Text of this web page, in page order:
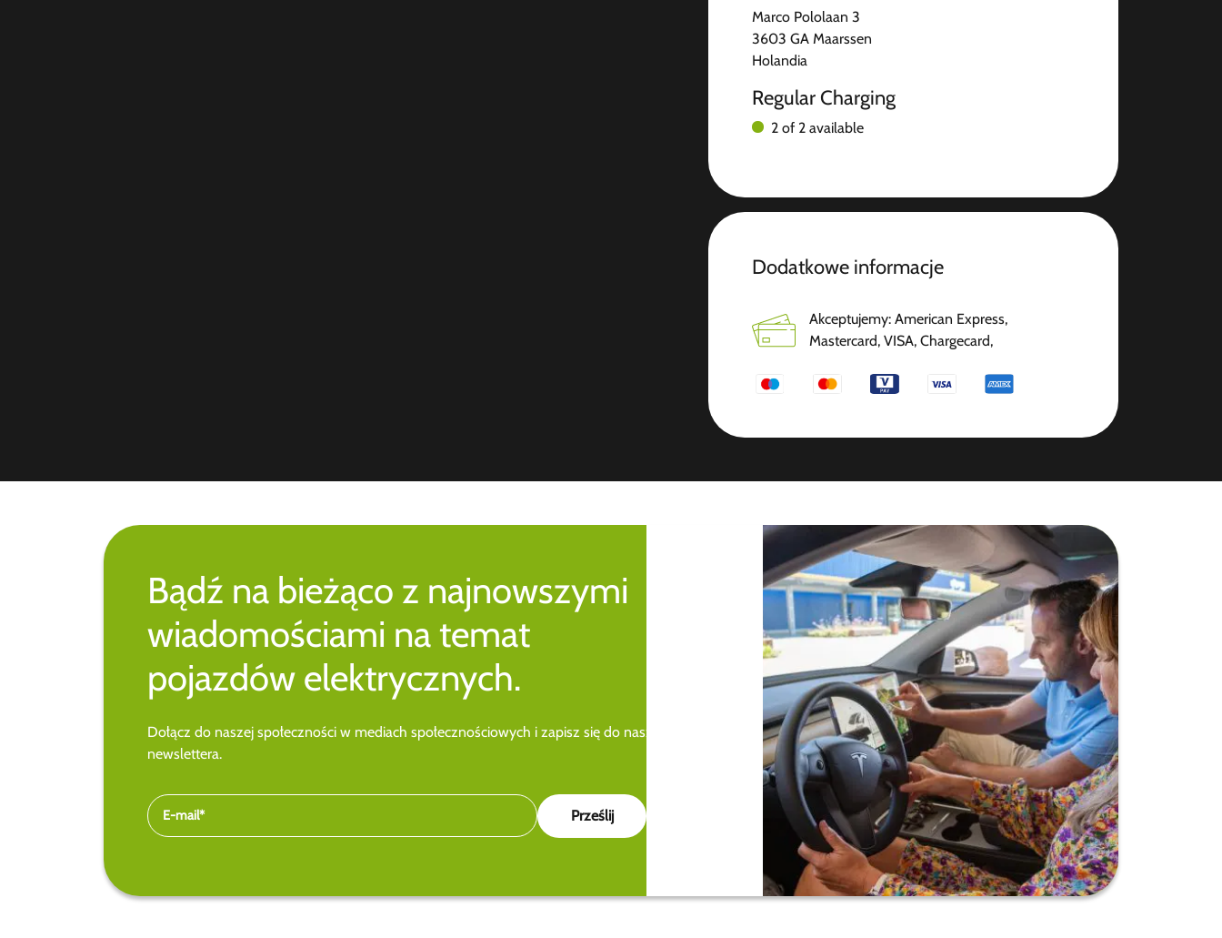
Marco Pololaan 3
3603 GA Maarssen
Holandia
Regular Charging
2 of 2 available
Dodatkowe informacje
Akceptujemy: American Express,
Mastercard, VISA, Chargecard,
Bądź na bieżąco z najnowszymi
wiadomościami na temat
pojazdów elektrycznych.
Dołącz do naszej społeczności w mediach społecznościowych i zapisz się do naszego
newslettera.